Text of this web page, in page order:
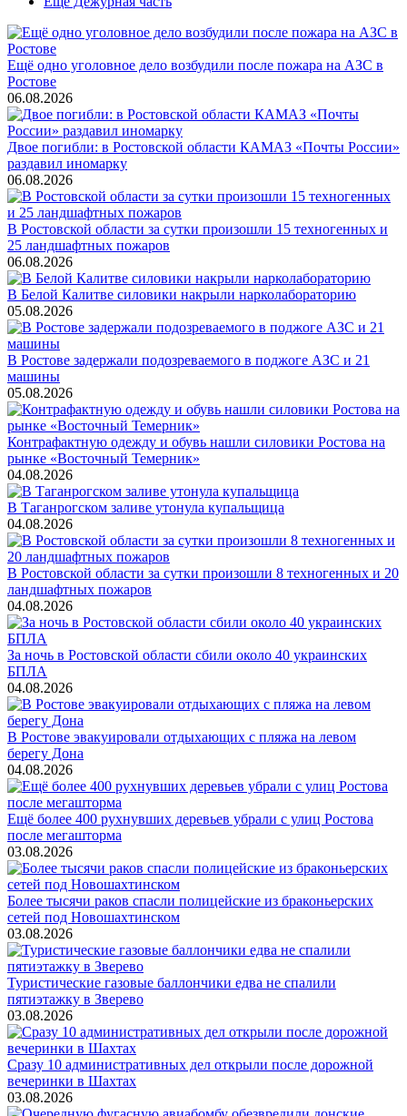
Ещё одно уголовное дело возбудили после пожара на АЗС в
Ростове
06.08.2026
Двое погибли: в Ростовской области КАМАЗ «Почты России»
раздавил иномарку
06.08.2026
В Ростовской области за сутки произошли 15 техногенных и
25 ландшафтных пожаров
06.08.2026
В Белой Калитве силовики накрыли нарколабораторию
05.08.2026
В Ростове задержали подозреваемого в поджоге АЗС и 21
машины
05.08.2026
Контрафактную одежду и обувь нашли силовики Ростова на
рынке «Восточный Темерник»
04.08.2026
В Таганрогском заливе утонула купальщица
04.08.2026
В Ростовской области за сутки произошли 8 техногенных и 20
ландшафтных пожаров
04.08.2026
За ночь в Ростовской области сбили около 40 украинских
БПЛА
04.08.2026
В Ростове эвакуировали отдыхающих с пляжа на левом
берегу Дона
04.08.2026
Ещё более 400 рухнувших деревьев убрали с улиц Ростова
после мегашторма
03.08.2026
Более тысячи раков спасли полицейские из браконьерских
сетей под Новошахтинском
03.08.2026
Туристические газовые баллончики едва не спалили
пятиэтажку в Зверево
03.08.2026
Сразу 10 административных дел открыли после дорожной
вечеринки в Шахтах
03.08.2026